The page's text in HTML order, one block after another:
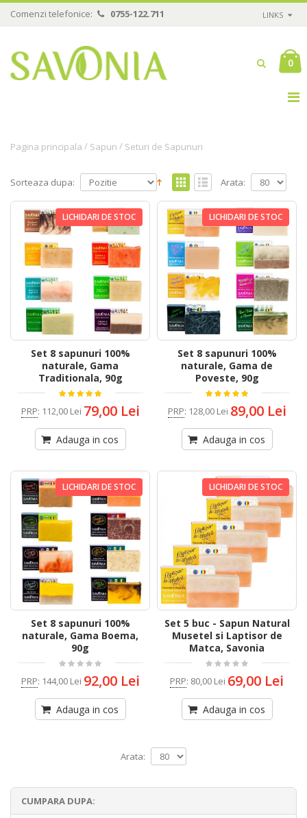
Comenzi telefonice: 0755-122.711 LINKS
0
Pagina principala / Sapun / Seturi de Sapunuri
Sorteaza dupa: Arata:
LICHIDARI DE STOC
Set 8 sapunuri 100%
naturale, Gama
Traditionala, 90g
PRP: 112,00 Lei 79,00 Lei
Adauga in cos
LICHIDARI DE STOC
Set 8 sapunuri 100%
naturale, Gama de
Poveste, 90g
PRP: 128,00 Lei 89,00 Lei
Adauga in cos
LICHIDARI DE STOC
Set 8 sapunuri 100%
naturale, Gama Boema,
90g
PRP: 144,00 Lei 92,00 Lei
Adauga in cos
LICHIDARI DE STOC
Set 5 buc - Sapun Natural
Musetel si Laptisor de
Matca, Savonia
PRP: 80,00 Lei 69,00 Lei
Adauga in cos
Arata:
CUMPARA DUPA: